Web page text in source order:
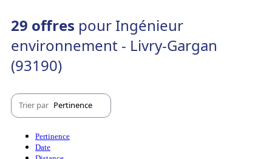
29 offres pour Ingénieur
environnement - Livry-Gargan
(93190)
Trier par Pertinence
Pertinence
Date